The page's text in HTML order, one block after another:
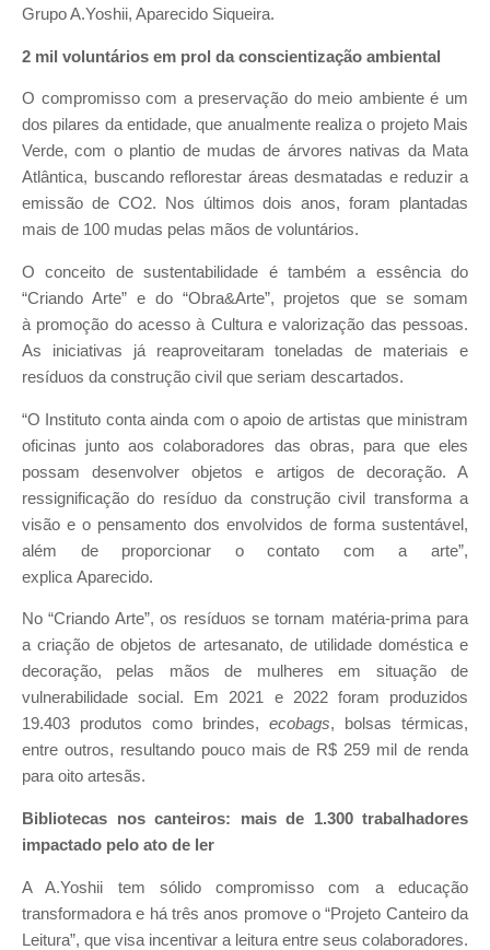
Grupo A.Yoshii, Aparecido Siqueira.
2 mil voluntários em prol da conscientização ambiental
O compromisso com a preservação do meio ambiente é um
dos pilares da entidade, que anualmente realiza o projeto Mais
Verde, com o plantio de mudas de árvores nativas da Mata
Atlântica, buscando reflorestar áreas desmatadas e reduzir a
emissão de CO2. Nos últimos dois anos, foram plantadas
mais de 100 mudas pelas mãos de voluntários.
O conceito de sustentabilidade é também a essência do
“Criando Arte” e do “Obra&Arte”, projetos que se somam
à promoção do acesso à Cultura e valorização das pessoas.
As iniciativas já reaproveitaram toneladas de materiais e
resíduos da construção civil que seriam descartados.
“O Instituto conta ainda com o apoio de artistas que ministram
oficinas junto aos colaboradores das obras, para que eles
possam desenvolver objetos e artigos de decoração. A
ressignificação do resíduo da construção civil transforma a
visão e o pensamento dos envolvidos de forma sustentável,
além de proporcionar o contato com a arte”,
explica Aparecido.
No “Criando Arte”, os resíduos se tornam matéria-prima para
a criação de objetos de artesanato, de utilidade doméstica e
decoração, pelas mãos de mulheres em situação de
vulnerabilidade social. Em 2021 e 2022 foram produzidos
19.403 produtos como brindes, ecobags, bolsas térmicas,
entre outros, resultando pouco mais de R$ 259 mil de renda
para oito artesãs.
Bibliotecas nos canteiros: mais de 1.300 trabalhadores
impactado pelo ato de ler
A A.Yoshii tem sólido compromisso com a educação
transformadora e há três anos promove o “Projeto Canteiro da
Leitura”, que visa incentivar a leitura entre seus colaboradores.